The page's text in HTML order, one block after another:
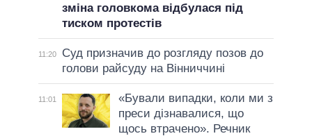
зміна головкома відбулася під
тиском протестів
11:20
Суд призначив до розгляду позов до
голови райсуду на Вінниччині
11:01
«Бували випадки, коли ми з
преси дізнавалися, що
щось втрачено». Речник